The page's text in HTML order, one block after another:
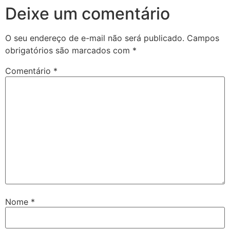
Deixe um comentário
O seu endereço de e-mail não será publicado. Campos
obrigatórios são marcados com *
Comentário *
Nome *